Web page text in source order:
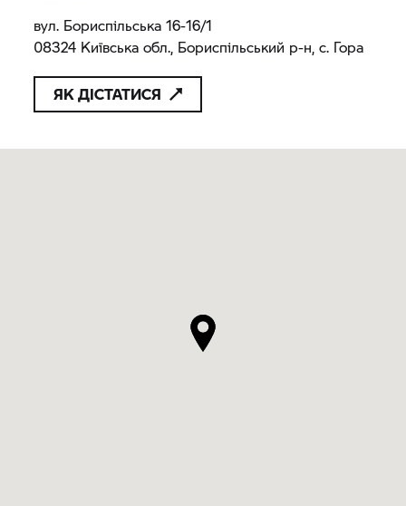
вул. Бориспільська 16-16/1
08324 Київська обл., Бориспільський р-н, с. Гора
ЯК ДІСТАТИСЯ